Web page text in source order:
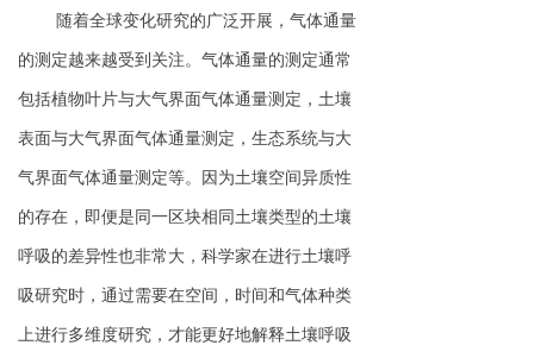
随着全球变化研究的广泛开展，气体通量
的测定越来越受到关注。气体通量的测定通常
包括植物叶片与大气界面气体通量测定，土壤
表面与大气界面气体通量测定，生态系统与大
气界面气体通量测定等。因为土壤空间异质性
的存在，即便是同一区块相同土壤类型的土壤
呼吸的差异性也非常大，科学家在进行土壤呼
吸研究时，通过需要在空间，时间和气体种类
上进行多维度研究，才能更好地解释土壤呼吸